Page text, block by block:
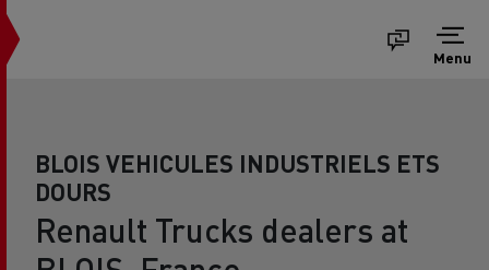
Menu
BLOIS VEHICULES INDUSTRIELS ETS
DOURS
Renault Trucks dealers at